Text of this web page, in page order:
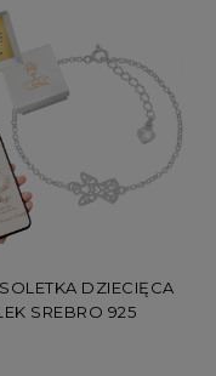
DZIECIĘCA
SREBRO 925